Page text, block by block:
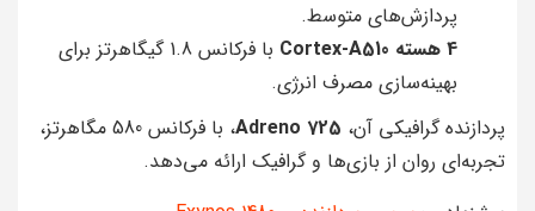
پردازش‌های متوسط.
4 هسته Cortex-A510
با فرکانس 1.8 گیگاهرتز برای
بهینه‌سازی مصرف انرژی.
پردازنده گرافیکی آن، Adreno 725
، با فرکانس 580 مگاهرتز،
تجربه‌ای روان از بازی‌ها و گرافیک ارائه می‌دهد.